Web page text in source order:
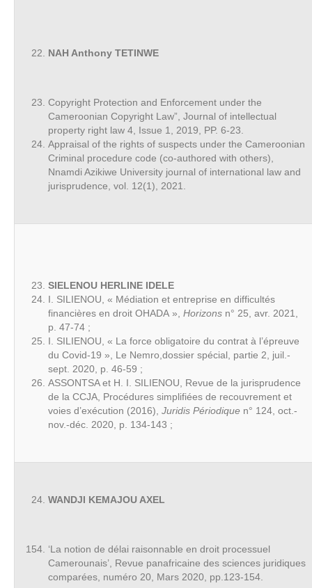
NAH Anthony TETINWE
Copyright Protection and Enforcement under the
Cameroonian Copyright Law”, Journal of intellectual
property right law 4, Issue 1, 2019, PP. 6-23.
Appraisal of the rights of suspects under the Cameroonian
Criminal procedure code (co-authored with others),
Nnamdi Azikiwe University journal of international law and
jurisprudence, vol. 12(1), 2021.
SIELENOU HERLINE IDELE
I. SILIENOU, « Médiation et entreprise en difficultés
financières en droit OHADA », Horizons n° 25, avr. 2021,
p. 47-74 ;
I. SILIENOU, « La force obligatoire du contrat à l’épreuve
du Covid-19 », Le Nemro,dossier spécial, partie 2, juil.-
sept. 2020, p. 46-59 ;
ASSONTSA et H. I. SILIENOU, Revue de la jurisprudence
de la CCJA, Procédures simplifiées de recouvrement et
voies d’exécution (2016), Juridis Périodique n° 124, oct.-
nov.-déc. 2020, p. 134-143 ;
WANDJI KEMAJOU AXEL
‘La notion de délai raisonnable en droit processuel
Camerounais’, Revue panafricaine des sciences juridiques
comparées, numéro 20, Mars 2020, pp.123-154.